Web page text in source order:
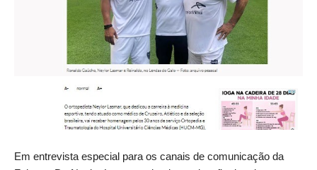
Em entrevista especial para os canais de comunicação da